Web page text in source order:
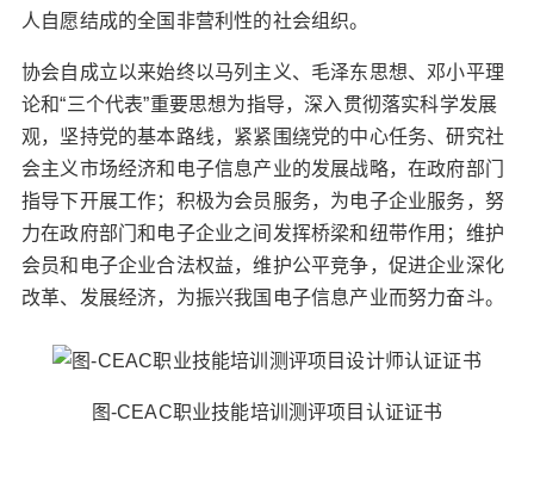
人自愿结成的全国非营利性的社会组织。
协会自成立以来始终以马列主义、毛泽东思想、邓小平理
论和“三个代表”重要思想为指导，深入贯彻落实科学发展
观，坚持党的基本路线，紧紧围绕党的中心任务、研究社
会主义市场经济和电子信息产业的发展战略，在政府部门
指导下开展工作；积极为会员服务，为电子企业服务，努
力在政府部门和电子企业之间发挥桥梁和纽带作用；维护
会员和电子企业合法权益，维护公平竞争，促进企业深化
改革、发展经济，为振兴我国电子信息产业而努力奋斗。
图-CEAC职业技能培训测评项目认证证书